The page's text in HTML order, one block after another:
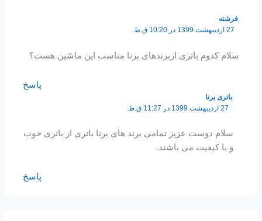
فرشته
27 اردیبهشت 1399 در 10:20 ق.ظ
سلام کدوم باتری ازبرندهای برنا مناسب این ماشین هست؟
پاسخ
باتری برنا
27 اردیبهشت 1399 در 11:27 ق.ظ
سلام دوست عزیز تمامی برند های برنا باتری از باتری خوب
و با کیفیت می باشند.
پاسخ